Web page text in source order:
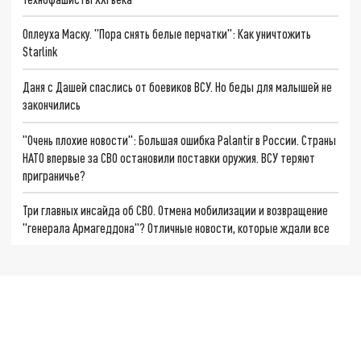
Оплеуха Маску. "Пора снять белые перчатки": Как уничтожить
Starlink
Даня с Дашей спаслись от боевиков ВСУ. Но беды для малышей не
закончились
"Очень плохие новости": Большая ошибка Palantir в России. Страны
НАТО впервые за СВО остановили поставки оружия. ВСУ теряют
приграничье?
Три главных инсайда об СВО. Отмена мобилизации и возвращение
"генерала Армагеддона"? Отличные новости, которые ждали все